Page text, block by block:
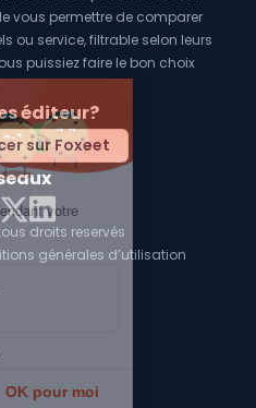
vous permettre de comparer
ou service, filtrable selon leurs
puissiez faire le bon choix
éditeur?
sur Foxeet
X
LinkedIn
droits reservés
générales d’utilisation